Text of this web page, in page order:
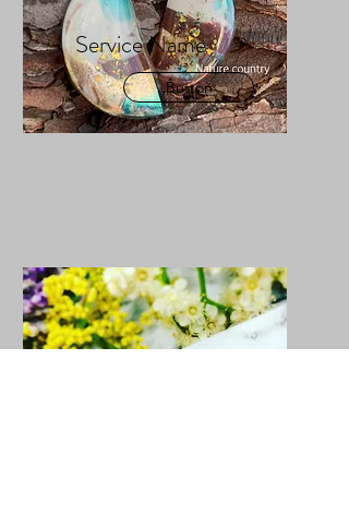
Service Name
Button